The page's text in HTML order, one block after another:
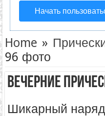
Начать
Home »
96 фото
Вечерние
Шикарный